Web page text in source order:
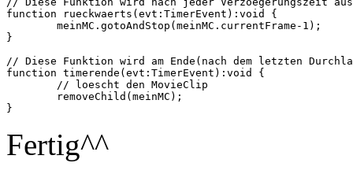
function rueckwaerts(evt:TimerEvent):void {
}
// Diese Funktion wird am Ende(nach dem letzten
function timerende(evt:TimerEvent):void {
Fertig^^